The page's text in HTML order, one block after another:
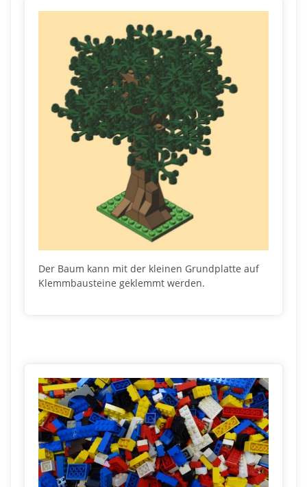
Der Baum kann mit der kleinen Grundplatte auf
Klemmbausteine geklemmt werden.